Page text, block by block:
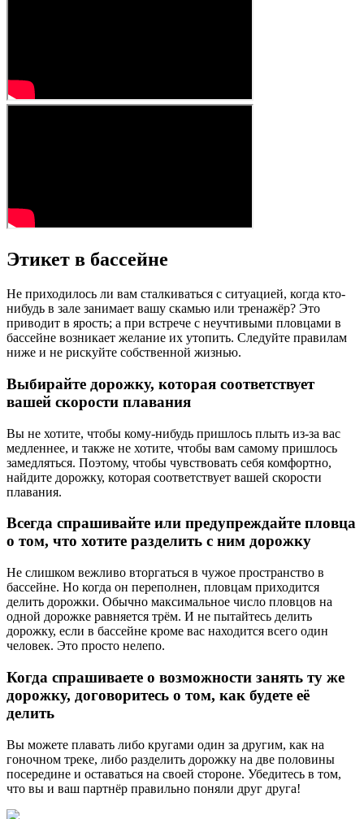
Этикет в бассейне
Не приходилось ли вам сталкиваться с ситуацией, когда кто-
нибудь в зале занимает вашу скамью или тренажёр? Это
приводит в ярость; а при встрече с неучтивыми пловцами в
бассейне возникает желание их утопить. Следуйте правилам
ниже и не рискуйте собственной жизнью.
Выбирайте дорожку, которая соответствует
вашей скорости плавания
Вы не хотите, чтобы кому-нибудь пришлось плыть из-за вас
медленнее, и также не хотите, чтобы вам самому пришлось
замедляться. Поэтому, чтобы чувствовать себя комфортно,
найдите дорожку, которая соответствует вашей скорости
плавания.
Всегда спрашивайте или предупреждайте пловца
о том, что хотите разделить с ним дорожку
Не слишком вежливо вторгаться в чужое пространство в
бассейне. Но когда он переполнен, пловцам приходится
делить дорожки. Обычно максимальное число пловцов на
одной дорожке равняется трём. И не пытайтесь делить
дорожку, если в бассейне кроме вас находится всего один
человек. Это просто нелепо.
Когда спрашиваете о возможности занять ту же
дорожку, договоритесь о том, как будете её
делить
Вы можете плавать либо кругами один за другим, как на
гоночном треке, либо разделить дорожку на две половины
посередине и оставаться на своей стороне. Убедитесь в том,
что вы и ваш партнёр правильно поняли друг друга!